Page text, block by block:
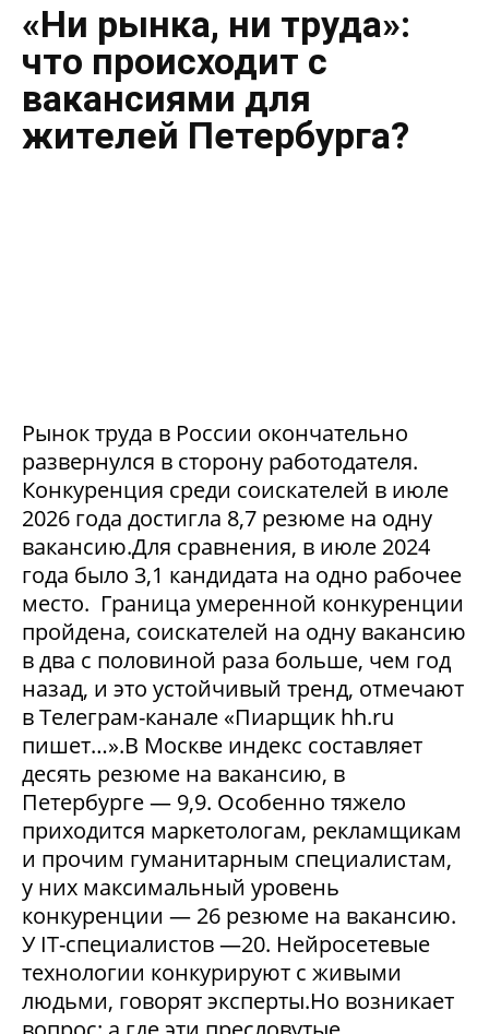
«Ни рынка, ни труда»:
что происходит с
вакансиями для
жителей Петербурга?
Рынок труда в России окончательно
развернулся в сторону работодателя.
Конкуренция среди соискателей в июле
2026 года достигла 8,7 резюме на одну
вакансию.Для сравнения, в июле 2024
года было 3,1 кандидата на одно рабочее
место. Граница умеренной конкуренции
пройдена, соискателей на одну вакансию
в два с половиной раза больше, чем год
назад, и это устойчивый тренд, отмечают
в Телеграм-канале «Пиарщик hh.ru
пишет…».В Москве индекс составляет
десять резюме на вакансию, в
Петербурге — 9,9. Особенно тяжело
приходится маркетологам, рекламщикам
и прочим гуманитарным специалистам,
у них максимальный уровень
конкуренции — 26 резюме на вакансию.
У IT-специалистов —20. Нейросетевые
технологии конкурируют с живыми
людьми, говорят эксперты.Но возникает